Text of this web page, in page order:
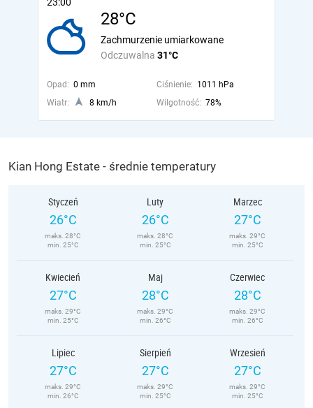
28°C
Odczuwalna 31°C
Zachmurzenie umiarkowane
Opad: 0 mm Ciśnienie: 1011 hPa
Wiatr:
8 km/h Wilgotność: 78%
Kian Hong Estate - średnie temperatury
Styczeń
26°C
maks. 28°C
min. 25°C
Luty
26°C
maks. 28°C
min. 25°C
Marzec
27°C
maks. 29°C
min. 25°C
Kwiecień
27°C
maks. 29°C
min. 25°C
Maj
28°C
maks. 29°C
min. 26°C
Czerwiec
28°C
maks. 29°C
min. 26°C
Lipiec
27°C
maks. 29°C
min. 26°C
Sierpień
27°C
maks. 29°C
min. 25°C
Wrzesień
27°C
maks. 29°C
min. 25°C